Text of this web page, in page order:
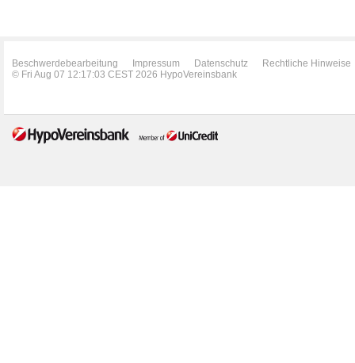
Beschwerdebearbeitung Impressum Datenschutz
Rechtliche Hinweise
© Fri Aug 07 12:17:03 CEST 2026 HypoVereinsbank